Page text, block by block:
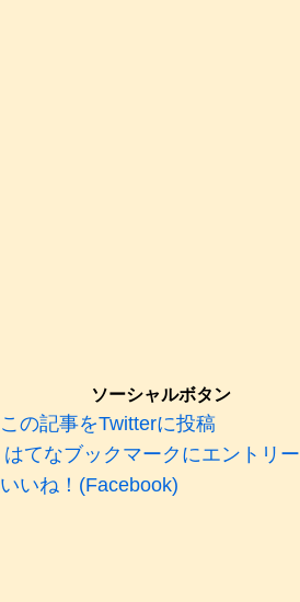
ソーシャルボタン
この記事をTwitterに投稿
はてなブックマークにエントリー
いいね！(Facebook)